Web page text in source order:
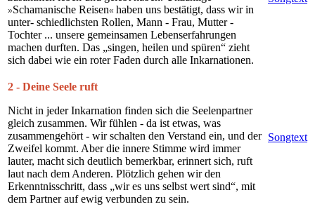
»Schamanische Reisen« haben uns bestätigt, dass wir in
unter- schiedlichsten Rollen, Mann - Frau, Mutter -
Tochter ... unsere gemeinsamen Lebenserfahrungen
machen durften. Das „singen, heilen und spüren“ zieht
sich dabei wie ein roter Faden durch alle Inkarnationen.
2 - Deine Seele ruft
Nicht in jeder Inkarnation finden sich die Seelenpartner
gleich zusammen. Wir fühlen - da ist etwas, was
zusammengehört - wir schalten den Verstand ein, und der
Zweifel kommt. Aber die innere Stimme wird immer
lauter, macht sich deutlich bemerkbar, erinnert sich, ruft
laut nach dem Anderen. Plötzlich gehen wir den
Erkenntnisschritt, dass „wir es uns selbst wert sind“, mit
dem Partner auf ewig verbunden zu sein.
Songtext